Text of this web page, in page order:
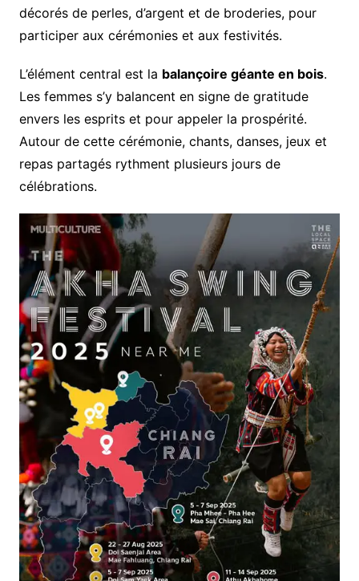
décorés de perles, d’argent et de broderies, pour
participer aux cérémonies et aux festivités.
L’élément central est la balançoire géante en bois.
Les femmes s’y balancent en signe de gratitude
envers les esprits et pour appeler la prospérité.
Autour de cette cérémonie, chants, danses, jeux et
repas partagés rythment plusieurs jours de
célébrations.